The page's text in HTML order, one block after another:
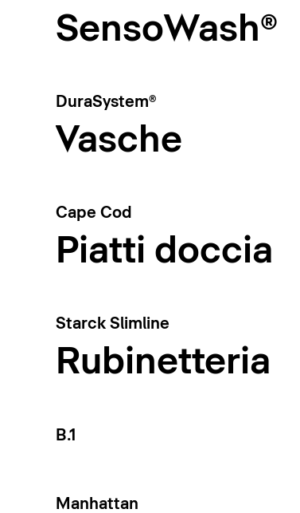
SensoWash®
DuraSystem®
Vasche
Cape Cod
Piatti doccia
Starck Slimline
Rubinetteria
B.1
Manhattan